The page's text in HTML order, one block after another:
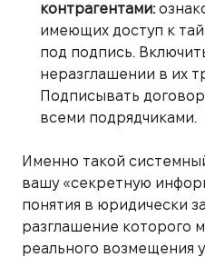
контрагентами:
имеющих доступ к
под подпись.
неразглашении в их
Подписывать
всеми подрядчиками.
Именно такой
вашу «секретную
понятия в юридически
разглашение которого
реального возмещения